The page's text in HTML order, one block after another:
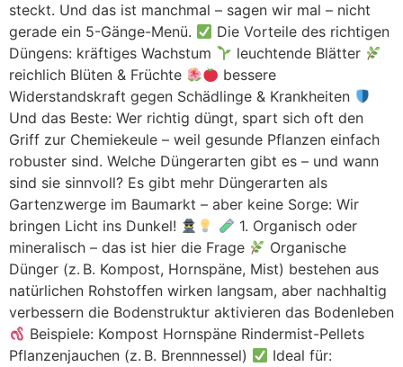
steckt. Und das ist manchmal – sagen wir mal – nicht
gerade ein 5-Gänge-Menü.
Die Vorteile des richtigen
Düngens: kräftiges Wachstum
leuchtende Blätter
reichlich Blüten & Früchte
bessere
Widerstandskraft gegen Schädlinge & Krankheiten
Und das Beste: Wer richtig düngt, spart sich oft den
Griff zur Chemiekeule – weil gesunde Pflanzen einfach
robuster sind. Welche Düngerarten gibt es – und wann
sind sie sinnvoll? Es gibt mehr Düngerarten als
Gartenzwerge im Baumarkt – aber keine Sorge: Wir
bringen Licht ins Dunkel!
1. Organisch oder
mineralisch – das ist hier die Frage
Organische
Dünger (z. B. Kompost, Hornspäne, Mist) bestehen aus
natürlichen Rohstoffen wirken langsam, aber nachhaltig
verbessern die Bodenstruktur aktivieren das Bodenleben
Beispiele: Kompost Hornspäne Rindermist-Pellets
Pflanzenjauchen (z. B. Brennnessel)
Ideal für: